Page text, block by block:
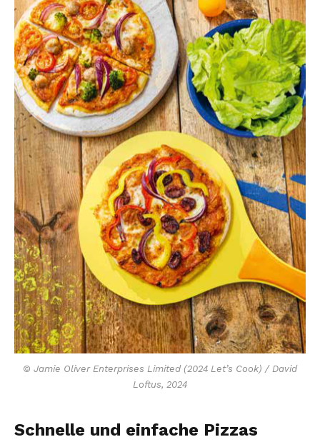
© Jamie Oliver Enterprises Limited (2024 Let’s Cook) / David
Loftus, 2024
Schnelle und einfache Pizzas